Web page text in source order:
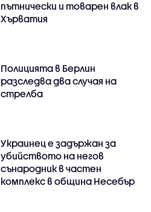
пътнически и товарен влак в
Хърватия
Полицията в Берлин
разследва два случая на
стрелба
Украинец е задържан за
убийството на негов
сънародник в частен
комплекс в община Несебър